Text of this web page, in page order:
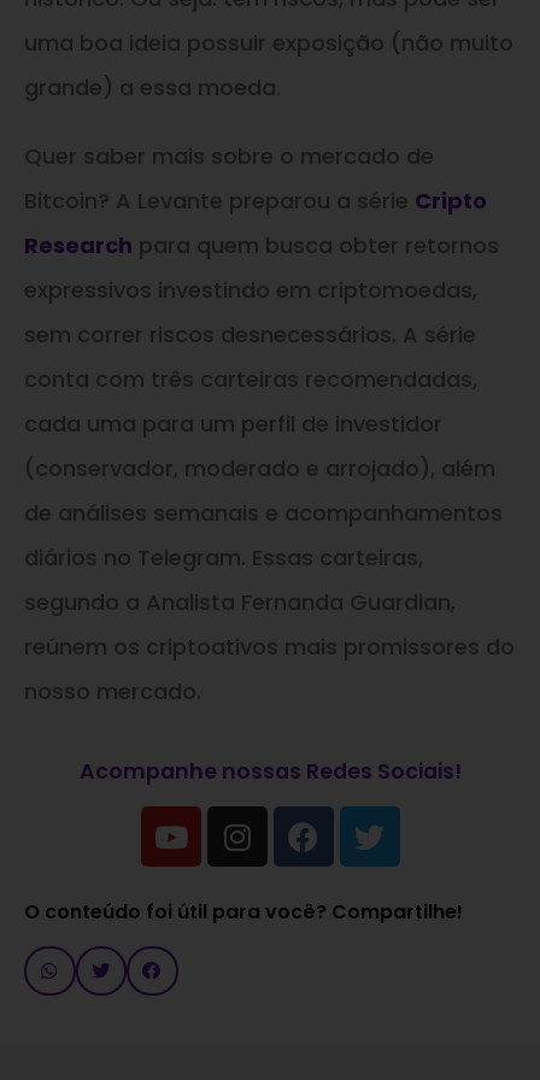
uma boa ideia possuir exposição (não muito
grande) a essa moeda.
Quer saber mais sobre o mercado de
Bitcoin? A Levante preparou a série Cripto
Research para quem busca obter retornos
expressivos investindo em criptomoedas,
sem correr riscos desnecessários. A série
conta com três carteiras recomendadas,
cada uma para um perfil de investidor
(conservador, moderado e arrojado), além
de análises semanais e acompanhamentos
diários no Telegram. Essas carteiras,
segundo a Analista Fernanda Guardian,
reúnem os criptoativos mais promissores do
nosso mercado.
Acompanhe nossas Redes Sociais!
O conteúdo foi útil para você? Compartilhe!